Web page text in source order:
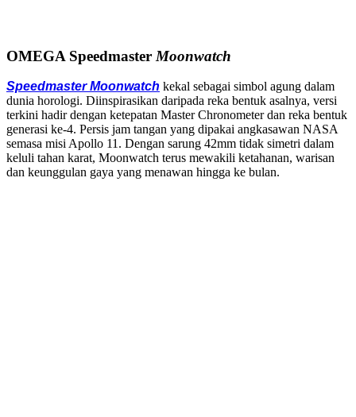
OMEGA Speedmaster Moonwatch
Speedmaster Moonwatch kekal sebagai simbol agung dalam
dunia horologi. Diinspirasikan daripada reka bentuk asalnya, versi
terkini hadir dengan ketepatan Master Chronometer dan reka bentuk
generasi ke-4. Persis jam tangan yang dipakai angkasawan NASA
semasa misi Apollo 11. Dengan sarung 42mm tidak simetri dalam
keluli tahan karat, Moonwatch terus mewakili ketahanan, warisan
dan keunggulan gaya yang menawan hingga ke bulan.